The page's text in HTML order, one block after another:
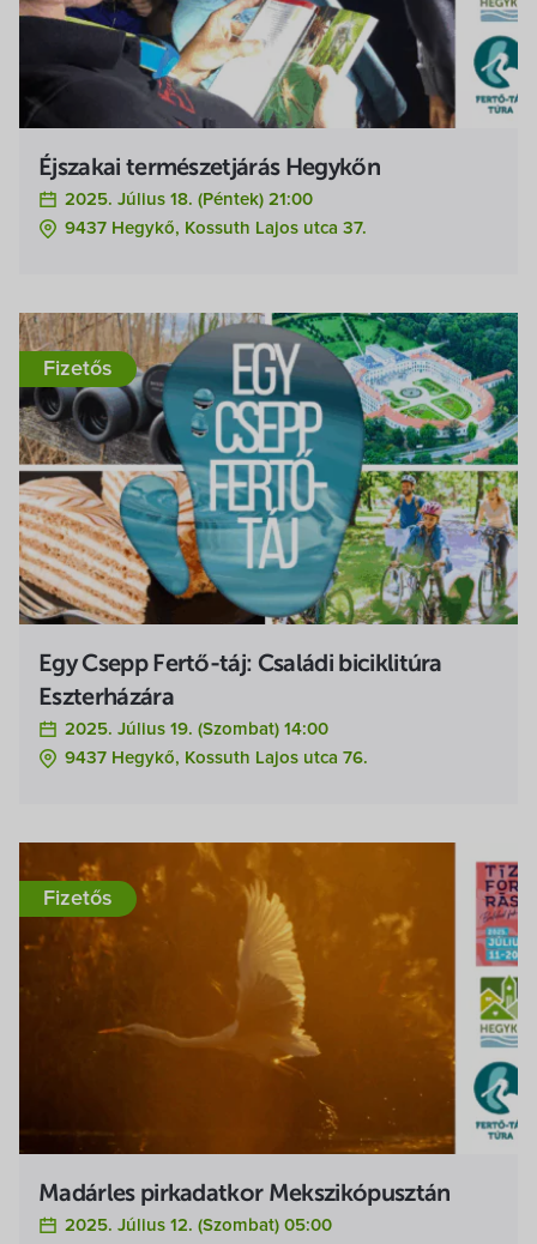
Éjszakai természetjárás Hegykőn
2025. Július 18. (péntek) 21:00
9437 Hegykő, Kossuth Lajos utca 37.
Fizetős
Egy Csepp Fertő-táj: Családi biciklitúra
Eszterházára
2025. Július 19. (szombat) 14:00
9437 Hegykő, Kossuth Lajos utca 76.
Fizetős
Madárles pirkadatkor Mekszikópusztán
2025. Július 12. (szombat) 05:00